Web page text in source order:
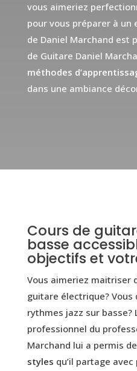
vous aimeriez
pour vous préparer à un
de Daniel Marchand est
de Guitare Daniel
méthodes
dans une ambiance
Cours de
basse
objectifs et
Vous aimeriez maitriser
guitare électrique?
rythmes jazz sur basse?
professionnel du
Marchand lui a permis de
styles qu’il partage